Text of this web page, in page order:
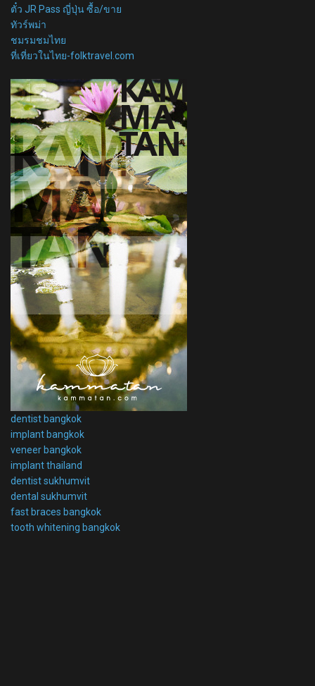
ตั๋ว JR Pass ญี่ปุ่น ซื้อ/ขาย
ทัวร์พม่า
ชมรมชมไทย
ที่เที่ยวในไทย-folktravel.com
dentist bangkok
implant bangkok
veneer bangkok
implant thailand
dentist sukhumvit
dental sukhumvit
fast braces bangkok
tooth whitening bangkok